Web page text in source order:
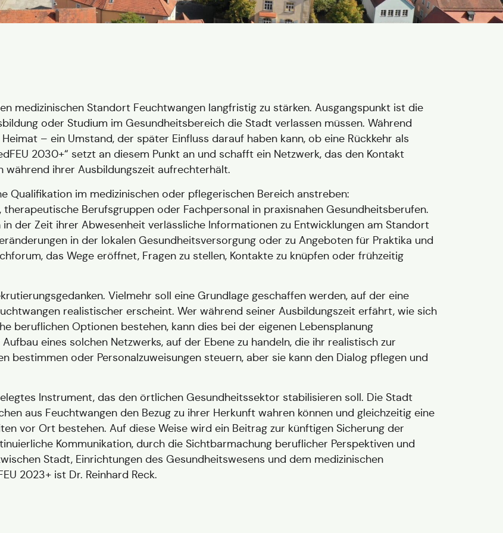
medizinischen Standort Feuchtwangen langfristig zu stärken. Ausgangspunkt ist die
oder Studium im Gesundheitsbereich die Stadt verlassen müssen. Während
– ein Umstand, der später Einfluss darauf haben kann, ob eine Rückkehr als
2030+“ setzt an diesem Punkt an und schafft ein Netzwerk, das den Kontakt
während ihrer Ausbildungszeit aufrechterhält.
Qualifikation im medizinischen oder pflegerischen Bereich anstreben:
Berufsgruppen oder Fachpersonal in praxisnahen Gesundheitsberufen.
der Zeit ihrer Abwesenheit verlässliche Informationen zu Entwicklungen am Standort
in der lokalen Gesundheitsversorgung oder zu Angeboten für Praktika und
das Wege eröffnet, Fragen zu stellen, Kontakte zu knüpfen oder frühzeitig
Vielmehr soll eine Grundlage geschaffen werden, auf der eine
realistischer erscheint. Wer während seiner Ausbildungszeit erfährt, wie sich
beruflichen Optionen bestehen, kann dies bei der eigenen Lebensplanung
eines solchen Netzwerks, auf der Ebene zu handeln, die ihr realistisch zur
bestimmen oder Personalzuweisungen steuern, aber sie kann den Dialog pflegen und
Instrument, das den örtlichen Gesundheitssektor stabilisieren soll. Die Stadt
aus Feuchtwangen den Bezug zu ihrer Herkunft wahren können und gleichzeitig eine
vor Ort bestehen. Auf diese Weise wird ein Beitrag zur künftigen Sicherung der
Kommunikation, durch die Sichtbarmachung beruflicher Perspektiven und
Stadt, Einrichtungen des Gesundheitswesens und dem medizinischen
2023+ ist Dr. Reinhard Reck.